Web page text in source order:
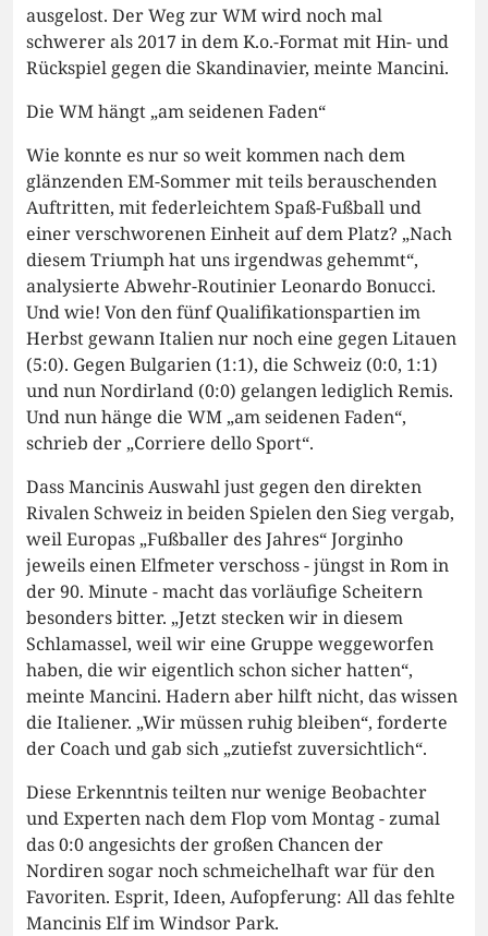
ausgelost. Der Weg zur WM wird noch mal
schwerer als 2017 in dem K.o.-Format mit Hin- und
Rückspiel gegen die Skandinavier, meinte Mancini.
Die WM hängt „am seidenen Faden“
Wie konnte es nur so weit kommen nach dem
glänzenden EM-Sommer mit teils berauschenden
Auftritten, mit federleichtem Spaß-Fußball und
einer verschworenen Einheit auf dem Platz? „Nach
diesem Triumph hat uns irgendwas gehemmt“,
analysierte Abwehr-Routinier Leonardo Bonucci.
Und wie! Von den fünf Qualifikationspartien im
Herbst gewann Italien nur noch eine gegen Litauen
(5:0). Gegen Bulgarien (1:1), die Schweiz (0:0, 1:1)
und nun Nordirland (0:0) gelangen lediglich Remis.
Und nun hänge die WM „am seidenen Faden“,
schrieb der „Corriere dello Sport“.
Dass Mancinis Auswahl just gegen den direkten
Rivalen Schweiz in beiden Spielen den Sieg vergab,
weil Europas „Fußballer des Jahres“ Jorginho
jeweils einen Elfmeter verschoss - jüngst in Rom in
der 90. Minute - macht das vorläufige Scheitern
besonders bitter. „Jetzt stecken wir in diesem
Schlamassel, weil wir eine Gruppe weggeworfen
haben, die wir eigentlich schon sicher hatten“,
meinte Mancini. Hadern aber hilft nicht, das wissen
die Italiener. „Wir müssen ruhig bleiben“, forderte
der Coach und gab sich „zutiefst zuversichtlich“.
Diese Erkenntnis teilten nur wenige Beobachter
und Experten nach dem Flop vom Montag - zumal
das 0:0 angesichts der großen Chancen der
Nordiren sogar noch schmeichelhaft war für den
Favoriten. Esprit, Ideen, Aufopferung: All das fehlte
Mancinis Elf im Windsor Park.